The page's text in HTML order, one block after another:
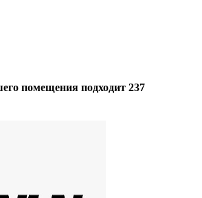
помещения подходит 237